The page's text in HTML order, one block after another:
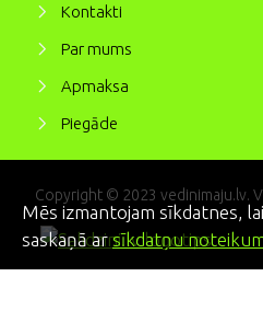
Kontakti
Par mums
Apmaksa
Piegāde
Copyright © 2023 vedinimaju.lv.
Mēs izmantojam sīkdatnes,
saskaņā arsīkdatņu